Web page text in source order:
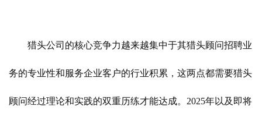
猎头公司的核心竞争力越来越集中于其猎头顾问招聘业
务的专业性和服务企业客户的行业积累，这两点都需要猎头
顾问经过理论和实践的双重历练才能达成。2025年以及即将